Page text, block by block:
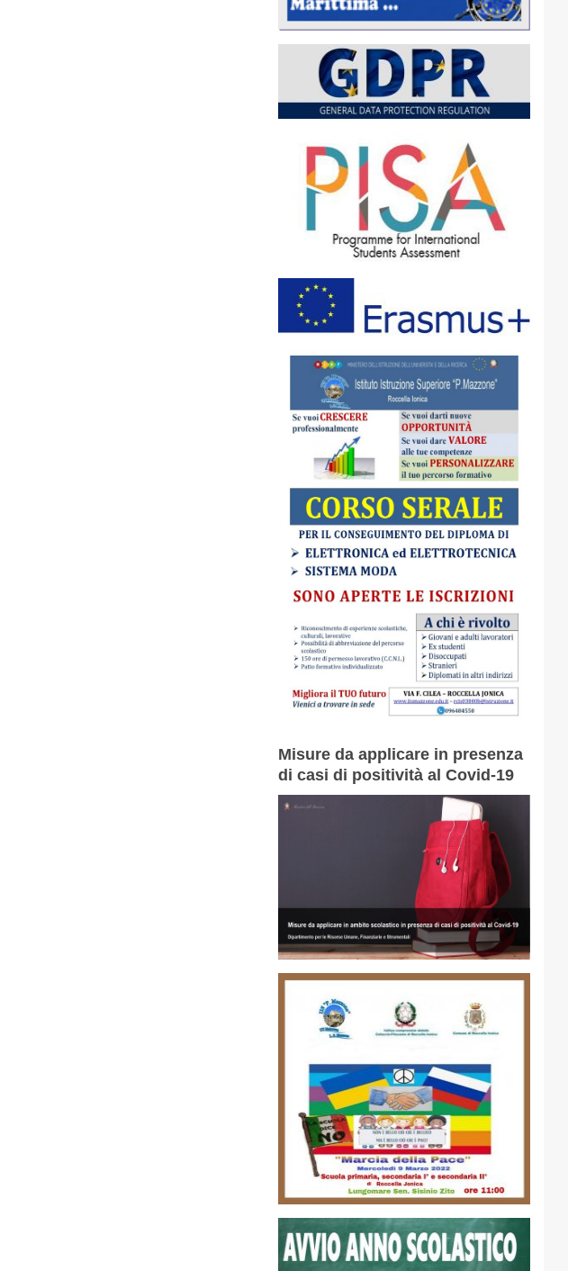
Misure da applicare in presenza
di casi di positività al Covid-19